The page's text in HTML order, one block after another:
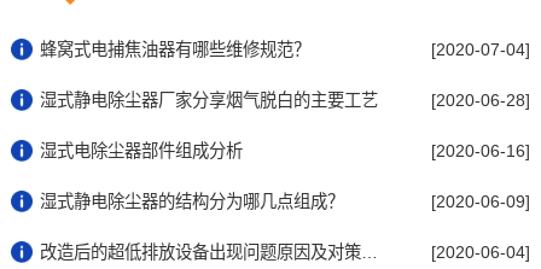
蜂窝式电捕焦油器有哪些维修规范？ [2020-07-04]
湿式静电除尘器厂家分享烟气脱白的主要工艺 [2020-06-28]
湿式电除尘器部件组成分析 [2020-06-16]
湿式静电除尘器的结构分为哪几点组成？ [2020-06-09]
改造后的超低排放设备出现问题原因及对策分... [2020-06-04]